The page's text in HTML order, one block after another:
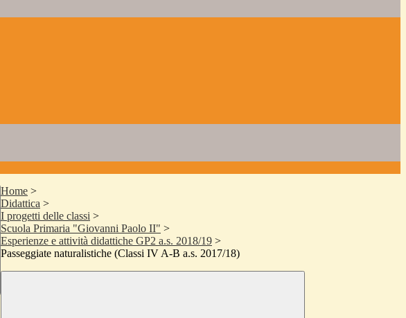
Home >
Didattica >
I progetti delle classi >
Scuola Primaria "Giovanni Paolo II" >
Esperienze e attività didattiche GP2 a.s. 2018/19 >
Passeggiate naturalistiche (Classi IV A-B a.s. 2017/18)